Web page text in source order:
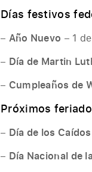
Días festivos
– Año Nuevo – 1
– Día de Martin
– Cumpleaños de
Próximos
– Día de los Caídos
– Día Nacional de